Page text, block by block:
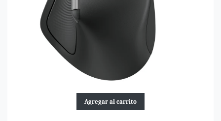
Agregar al carrito